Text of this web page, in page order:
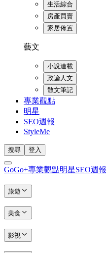
生活綜合
房產買賣
家居佈置
藝文
小說連載
政論人文
散文筆記
專業觀點
明星
SEO週報
StyleMe
搜尋 登入
GoGo+專業觀點明星SEO週報
旅遊
美食
影視